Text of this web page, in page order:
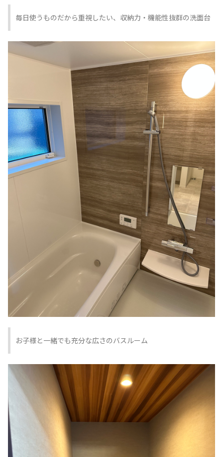
毎日使うものだから重視したい、収納力・機能性抜群の洗面台
お子様と一緒でも充分な広さのバスルーム